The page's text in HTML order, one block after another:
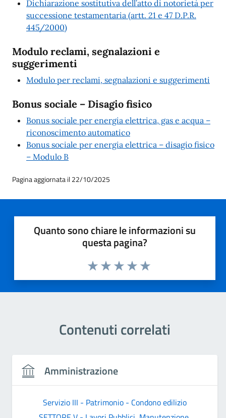
Dichiarazione sostitutiva dell’atto di notorietà per
successione testamentaria (artt. 21 e 47 D.P.R.
445/2000)
Modulo reclami, segnalazioni e
suggerimenti
Modulo per reclami, segnalazioni e suggerimenti
Bonus sociale – Disagio fisico
Bonus sociale per energia elettrica, gas e acqua –
riconoscimento automatico
Bonus sociale per energia elettrica – disagio fisico
– Modulo B
Pagina aggiornata il 22/10/2025
Quanto sono chiare le informazioni su
questa pagina?
Valuta 5 stelle su 5
Valuta 4 stelle su 5
Valuta 3 stelle su 5
Valuta 2 stelle su 5
Valuta 1 stelle su 5
Contenuti correlati
Amministrazione
Servizio III - Patrimonio - Condono edilizio